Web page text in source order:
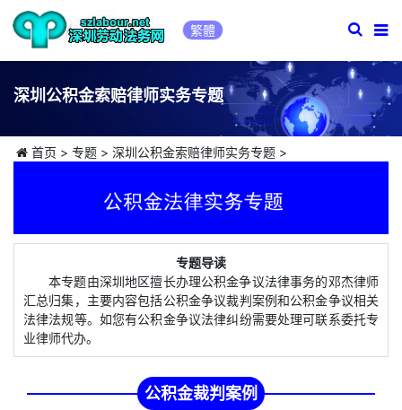
繁體
深圳公积金索赔律师实务专题
首页 > 专题> 深圳公积金索赔律师实务专题>
专题导读
本专题由深圳地区擅长办理公积金争议法律事务的邓杰律师
汇总归集，主要内容包括公积金争议裁判案例和公积金争议相关
法律法规等。如您有公积金争议法律纠纷需要处理可联系委托专
业律师代办。
公积金裁判案例